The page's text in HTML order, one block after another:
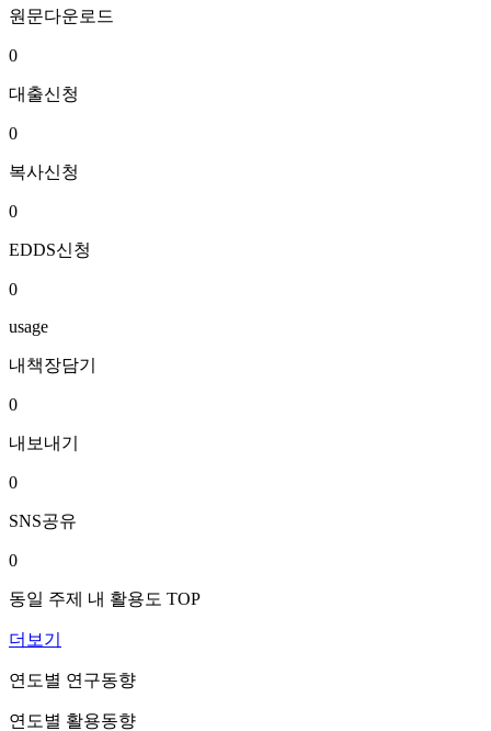
원문다운로드
0
대출신청
0
복사신청
0
EDDS신청
0
usage
내책장담기
0
내보내기
0
SNS공유
0
동일 주제 내 활용도 TOP
더보기
연도별 연구동향
연도별 활용동향